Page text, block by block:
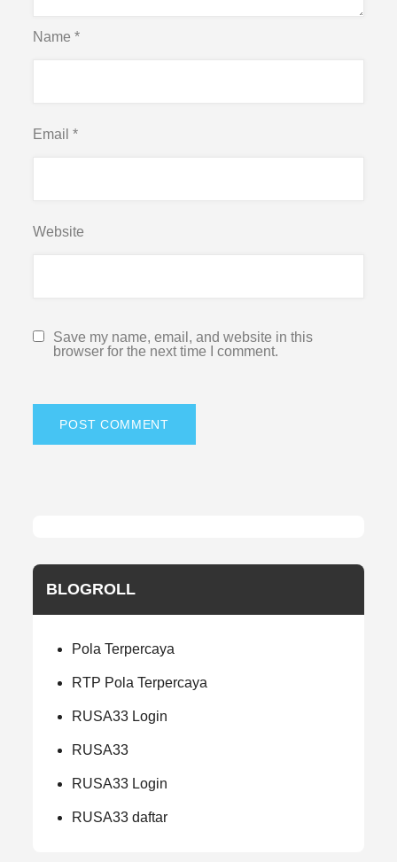
Name*
Email*
Website
Save my name, email, and website in this
browser for the next time I comment.
BLOGROLL
Pola Terpercaya
RTP Pola Terpercaya
RUSA33 Login
RUSA33
RUSA33 Login
RUSA33 daftar